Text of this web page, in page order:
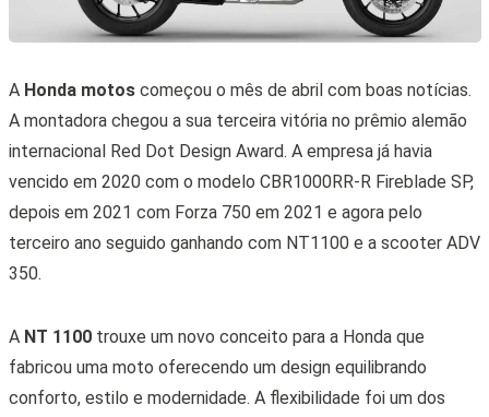
A Honda motoscomeçou o mês de abril com boas notícias.
A montadora chegou a sua terceira vitória no prêmio alemão
internacional Red Dot Design Award. A empresa já havia
vencido em 2020 com o modelo CBR1000RR-R Fireblade SP,
depois em 2021 com Forza 750 em 2021 e agora pelo
terceiro ano seguido ganhando com NT1100 e a scooter ADV
350.
A NT 1100trouxe um novo conceito para a Honda que
fabricou uma moto oferecendo um design equilibrando
conforto, estilo e modernidade. A flexibilidade foi um dos